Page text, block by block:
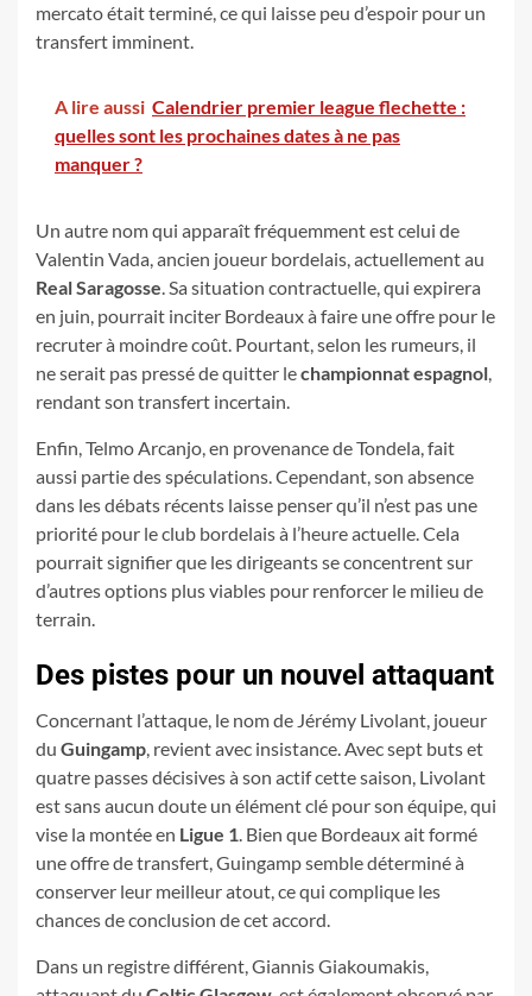
mercato était terminé, ce qui laisse peu d’espoir pour un
transfert imminent.
A lire aussi Calendrier premier league flechette :
quelles sont les prochaines dates à ne pas
manquer ?
Un autre nom qui apparaît fréquemment est celui de
Valentin Vada, ancien joueur bordelais, actuellement au
Real Saragosse. Sa situation contractuelle, qui expirera
en juin, pourrait inciter Bordeaux à faire une offre pour le
recruter à moindre coût. Pourtant, selon les rumeurs, il
ne serait pas pressé de quitter lechampionnat espagnol,
rendant son transfert incertain.
Enfin, Telmo Arcanjo, en provenance de Tondela, fait
aussi partie des spéculations. Cependant, son absence
dans les débats récents laisse penser qu’il n’est pas une
priorité pour le club bordelais à l’heure actuelle. Cela
pourrait signifier que les dirigeants se concentrent sur
d’autres options plus viables pour renforcer le milieu de
terrain.
Des pistes pour un nouvel attaquant
Concernant l’attaque, le nom de Jérémy Livolant, joueur
du Guingamp, revient avec insistance. Avec sept buts et
quatre passes décisives à son actif cette saison, Livolant
est sans aucun doute un élément clé pour son équipe, qui
vise la montée en Ligue 1. Bien que Bordeaux ait formé
une offre de transfert, Guingamp semble déterminé à
conserver leur meilleur atout, ce qui complique les
chances de conclusion de cet accord.
Dans un registre différent, Giannis Giakoumakis,